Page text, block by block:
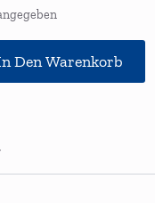
Den Warenkorb